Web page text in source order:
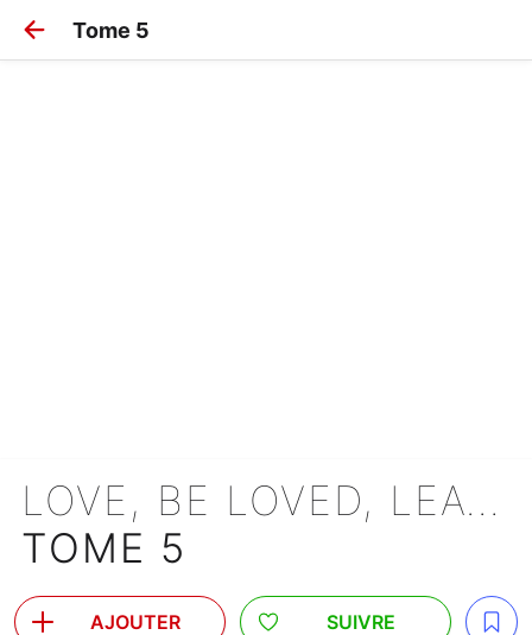
Tome 5
LOVE, BE LOVED, LEAVE, BE LEFT
TOME 5
AJOUTER SUIVRE